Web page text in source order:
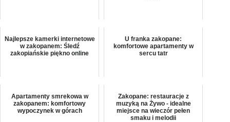
Najlepsze kamerki internetowe
w zakopanem: Śledź
zakopiańskie piękno online
U franka zakopane:
komfortowe apartamenty w
sercu tatr
Apartamenty smrekowa w
zakopanem: komfortowy
wypoczynek w górach
Zakopane: restauracje z
muzyką na Żywo - idealne
miejsce na wieczór pełen
smaku i melodii